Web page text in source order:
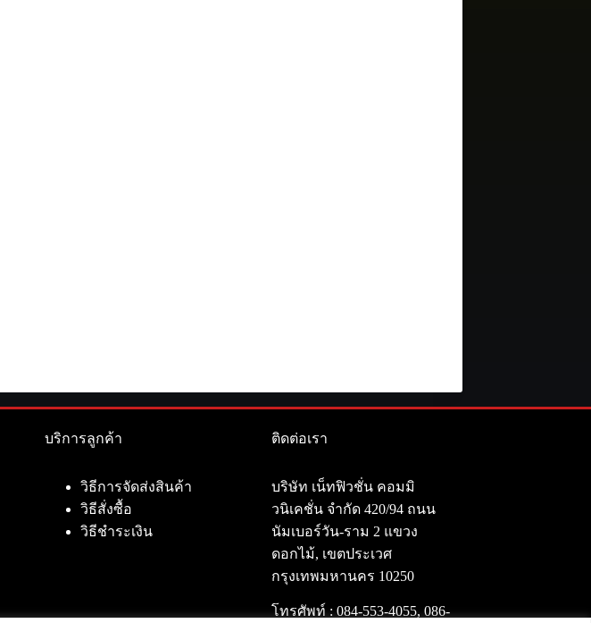
บริการลูกค้า
วิธีการจัดส่งสินค้า
วิธีสั่งซื้อ
วิธีชำระเงิน
ติดต่อเรา
บริษัท เน็ทฟิวชั่น คอมมิ
วนิเคชั่น จำกัด 420/94 ถนน
นัมเบอร์วัน-ราม 2 แขวง
ดอกไม้, เขตประเวศ
กรุงเทพมหานคร 10250
โทรศัพท์ : 084-553-4055, 086-